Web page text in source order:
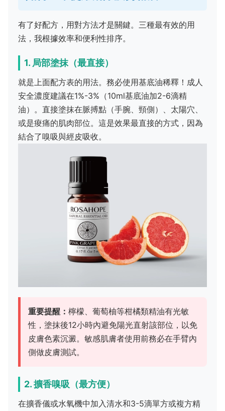
有了好配方，用對方法才是關鍵。三種最有效的用
法，我根據效率和便利性排序。
1. 局部塗抹（最直接）
就是上面配方表的用法。務必使用基底油稀釋！成人
安全濃度建議在1%-3%（10ml基底油加2-6滴精
油）。直接塗抹在脈搏點（手腕、頸側）、太陽穴、
或是痠痛的肌肉部位。這是效果最直接的方式，因為
結合了嗅吸與經皮吸收。
重要提醒： 檸檬、葡萄柚等柑橘類精油有光敏
性，塗抹後12小時內避免陽光直射該部位，以免
皮膚色素沉澱。敏感肌膚者使用前務必在手臂內
側做皮膚測試。
2. 擴香嗅吸（最方便）
在擴香儀或水氧機中加入清水和3-5滴單方或複方精